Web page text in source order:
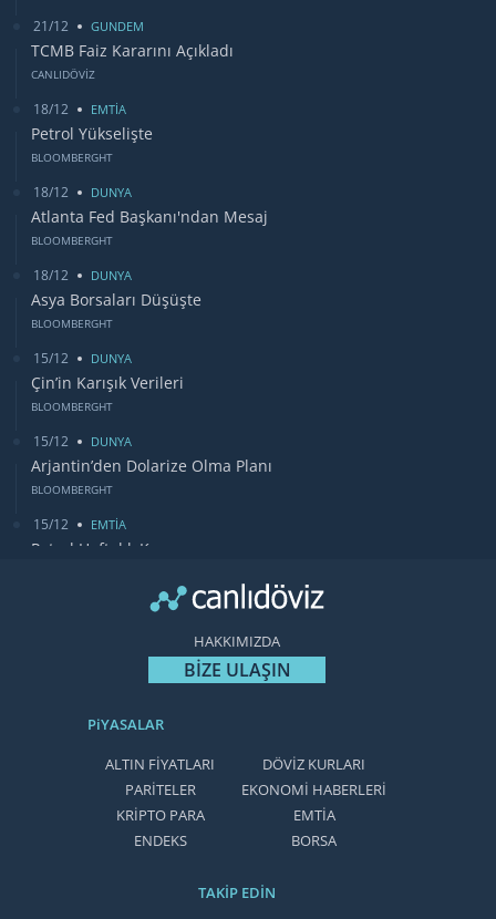
21/12 GUNDEM
TCMB Faiz Kararını Açıkladı
CANLIDÖVİZ
18/12 EMTİA
Petrol Yükselişte
BLOOMBERGHT
18/12 DUNYA
Atlanta Fed Başkanı'ndan Mesaj
BLOOMBERGHT
18/12 DUNYA
Asya Borsaları Düşüşte
BLOOMBERGHT
15/12 DUNYA
Çin’in Karışık Verileri
BLOOMBERGHT
15/12 DUNYA
Arjantin’den Dolarize Olma Planı
BLOOMBERGHT
15/12 EMTİA
Petrol Haftalık Kazancı
Bugün Gözler Fed Faiz Kararında
HAKKIMIZDA
BİZE ULAŞIN
PiYASALAR
ALTIN FİYATLARI
DÖVİZ KURLARI
PARİTELER
EKONOMİ HABERLERİ
KRİPTO PARA
EMTİA
ENDEKS
BORSA
TAKİP EDİN